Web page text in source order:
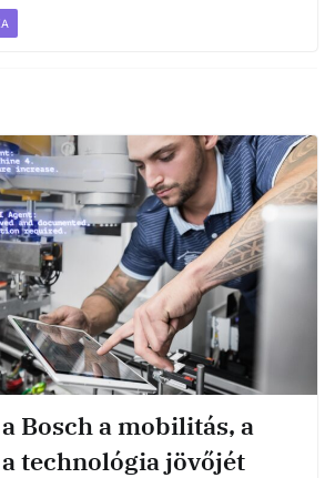
Bosch a mobilitás, a
technológia jövőjét